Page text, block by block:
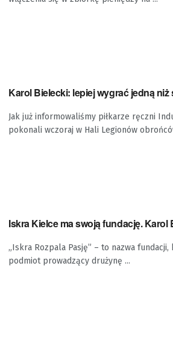
Karol Bielecki: lepiej wygrać jedną niż
Jak już informowaliśmy piłkarze ręczni
pokonali wczoraj w Hali Legionów
Iskra Kielce ma swoją fundację. Karol
„Iskra Rozpala Pasję” – to nazwa fundacji,
podmiot prowadzący drużynę ...